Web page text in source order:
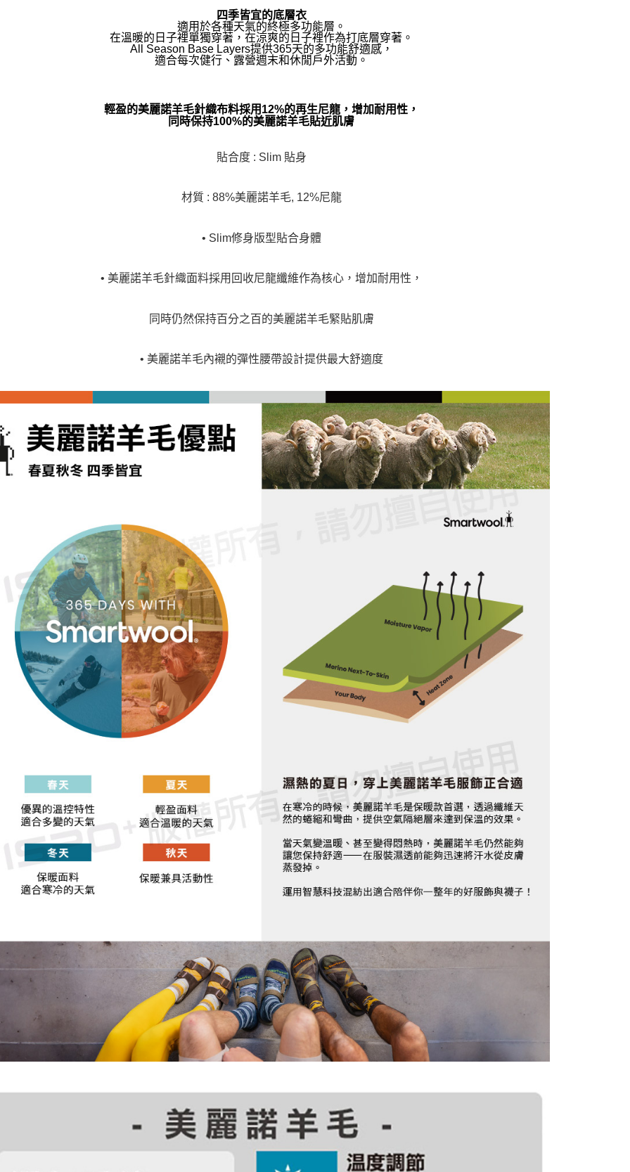
四季皆宜的底層衣
適用於各種天氣的終極多功能層。
在溫暖的日子裡單獨穿著，在涼爽的日子裡作為打底層穿著。
All Season Base Layers提供365天的多功能舒適感，
適合每次健行、露營週末和休閒戶外活動。
輕盈的美麗諾羊毛針織布料採用12%的再生尼龍，增加耐用性，
同時保持100%的美麗諾羊毛貼近肌膚
貼合度 : Slim 貼身
材質 : 88%美麗諾羊毛, 12%尼龍
• Slim修身版型貼合身體
• 美麗諾羊毛針織面料採用回收尼龍纖維作為核心，增加耐用性，
同時仍然保持百分之百的美麗諾羊毛緊貼肌膚
• 美麗諾羊毛內襯的彈性腰帶設計提供最大舒適度